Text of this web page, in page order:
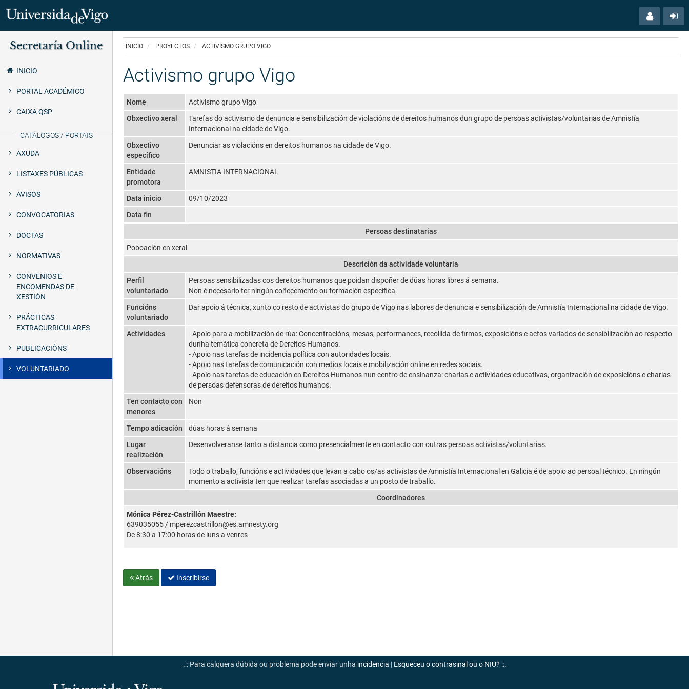
principal
Menú
usuario
Secretaría Online
INICIO
PORTAL ACADÉMICO
CAIXA QSP
CATÁLOGOS / PORTAIS
AXUDA
LISTAXES PÚBLICAS
AVISOS
CONVOCATORIAS
DOCTAS
NORMATIVAS
CONVENIOS E
ENCOMENDAS DE
XESTIÓN
PRÁCTICAS
EXTRACURRICULARES
PUBLICACIÓNS
VOLUNTARIADO
Secretaría
Uvigo
INICIO PROYECTOS ACTIVISMO GRUPO VIGO
Activismo grupo Vigo
Nome
Activismo grupo Vigo
Obxectivo xeral
Tarefas do activismo de denuncia e sensibilización de violacións de dereitos humanos dun grupo de persoas activistas/voluntarias de Amnistía
Internacional na cidade de Vigo.
Obxectivo
específico
Denunciar as violacións en dereitos humanos na cidade de Vigo.
Entidade
promotora
AMNISTIA INTERNACIONAL
Data inicio
09/10/2023
Data fin
Persoas destinatarias
Poboación en xeral
Descrición da actividade voluntaria
Perfil
voluntariado
Persoas sensibilizadas cos dereitos humanos que poidan dispoñer de dúas horas libres á semana.
Non é necesario ter ningún coñecemento ou formación específica.
Funcións
voluntariado
Dar apoio á técnica, xunto co resto de activistas do grupo de Vigo nas labores de denuncia e sensibilización de Amnistía Internacional na cidade de Vigo.
Actividades
- Apoio para a mobilización de rúa: Concentracións, mesas, performances, recollida de firmas, exposicións e actos variados de sensibilización ao respecto
dunha temática concreta de Dereitos Humanos.
- Apoio nas tarefas de incidencia política con autoridades locais.
- Apoio nas tarefas de comunicación con medios locais e mobilización online en redes sociais.
- Apoio nas tarefas de educación en Dereitos Humanos nun centro de ensinanza: charlas e actividades educativas, organización de exposicións e charlas
de persoas defensoras de dereitos humanos.
Ten contacto con
menores
Non
Tempo adicación
dúas horas á semana
Lugar
realización
Desenvolveranse tanto a distancia como presencialmente en contacto con outras persoas activistas/voluntarias.
Observacións
Todo o traballo, funcións e actividades que levan a cabo os/as activistas de Amnistía Internacional en Galicia é de apoio ao persoal técnico. En ningún
momento a activista ten que realizar tarefas asociadas a un posto de traballo.
Coordinadores
Mónica Pérez-Castrillón Maestre:
639035055 / mperezcastrillon@es.amnesty.org
De 8:30 a 17:00 horas de luns a venres
Atrás Inscribirse
.:: Para calquera dúbida ou problema pode enviar unha incidencia | Esqueceu o contrasinal ou o NIU? ::.